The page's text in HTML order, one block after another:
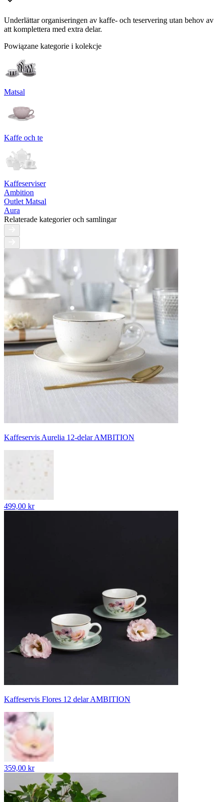
Underlättar organiseringen av kaffe- och teservering utan behov av
att komplettera med extra delar.
Powiązane kategorie i kolekcje
Matsal
Kaffe och te
Kaffeserviser
Ambition
Outlet Matsal
Aura
Relaterade kategorier och samlingar
Kaffeservis Aurelia 12-delar AMBITION
499,00 kr
Kaffeservis Flores 12 delar AMBITION
359,00 kr